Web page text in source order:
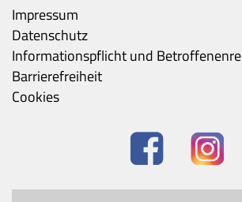
Impressum
Datenschutz
Informationspflicht und
Barrierefreiheit
Cookies